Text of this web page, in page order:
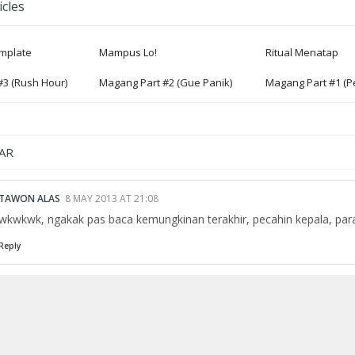
Mampus Lo! Ritual Menatap
(Rush Hour) Magang Part #2 (Gue Panik) Magang Part #1
ALAS 8 MAY 2013 AT 21:08
ngakak pas baca kemungkinan terakhir, pecahin kepala,